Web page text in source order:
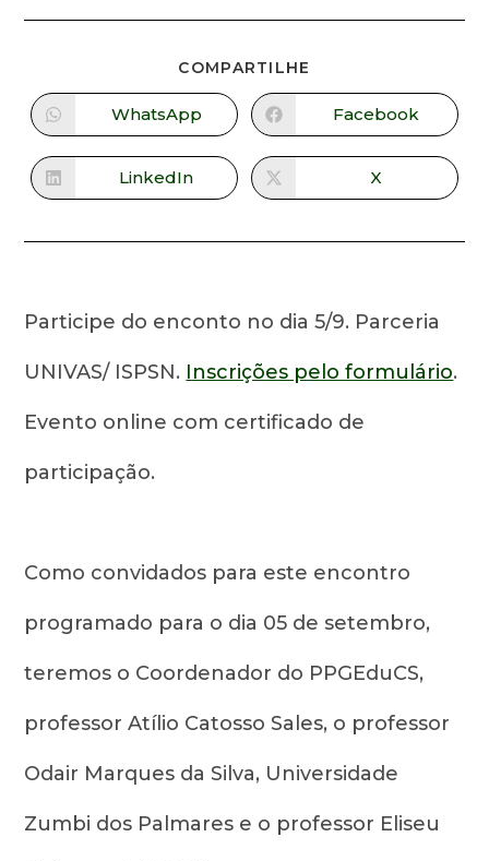
COMPARTILHE
WhatsApp Facebook
LinkedIn X
Participe do enconto no dia 5/9. Parceria
UNIVAS/ ISPSN. Inscrições pelo formulário.
Evento online com certificado de
participação.
Como convidados para este encontro
programado para o dia 05 de setembro,
teremos o Coordenador do PPGEduCS,
professor Atílio Catosso Sales, o professor
Odair Marques da Silva, Universidade
Zumbi dos Palmares e o professor Eliseu